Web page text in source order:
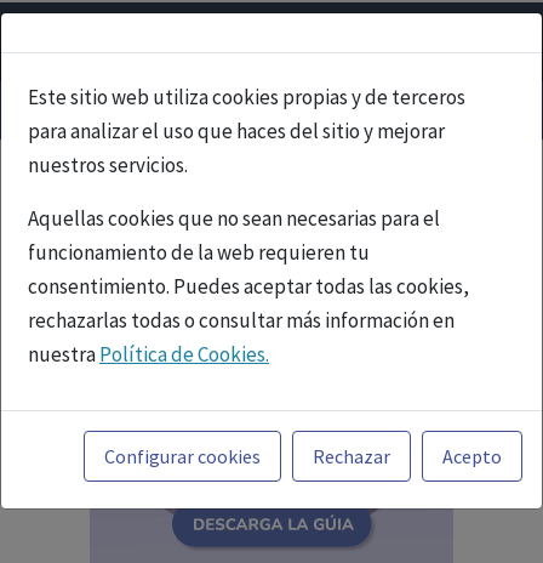
Este sitio web utiliza cookies propias y de terceros
para analizar el uso que haces del sitio y mejorar
nuestros servicios.
Aquellas cookies que no sean necesarias para el
funcionamiento de la web requieren tu
consentimiento. Puedes aceptar todas las cookies,
rechazarlas todas o consultar más información en
nuestraPolítica de Cookies.
Toda la información incluida en la Página Web está
referida a productos del mercado español y, por
tanto, dirigida a profesionales sanitarios legalmente
facultados para prescribir o dispensar medicamentos
con ejercicio profesional. La información técnica de los
Configurar cookies Rechazar Acepto